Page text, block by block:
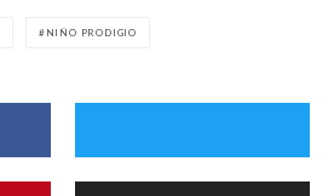
NIÑO PRODIGIO